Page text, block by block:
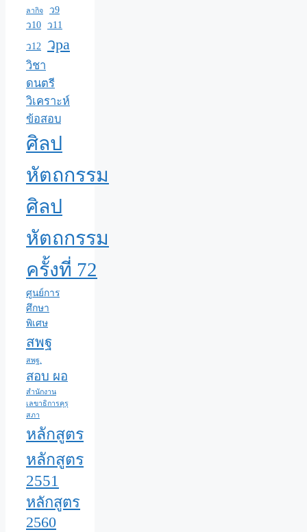
ลากิจ
ว9
ว10 ว11
ว12 วpa
วิชา
ดนตรี
วิเคราะห์
ข้อสอบ
ศิลป
หัตถกรรม
ศิลป
หัตถกรรม
ครั้งที่ 72
ศูนย์การ
ศึกษา
พิเศษ
สพฐ
สพฐ.
สอบ ผอ
สำนักงาน
เลขาธิการคุรุ
สภา
หลักสูตร
หลักสูตร
2551
หลักสูตร
2560